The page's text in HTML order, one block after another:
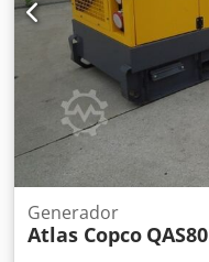
Generador
Atlas Copco QAS80